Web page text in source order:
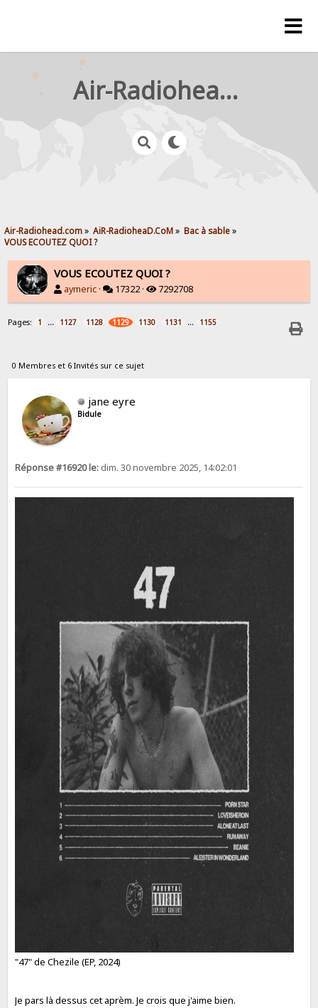
Air-Radiohead.com
Air-Radiohead.com» AiR-RadioheaD.CoM» Bac à sable»
VOUS ECOUTEZ QUOI ?
VOUS ECOUTEZ QUOI ?
aymeric · 17322 · 7292708
Pages: 1 ... 1127 1128 1129 1130 1131 ... 1155
0 Membres et 6 Invités sur ce sujet
jane eyre
Bidule
Réponse #16920 le: dim. 30 novembre 2025, 14:02:01
"47" de Chezile (EP, 2024)
Je pars là dessus cet aprèm. Je crois que j'aime bien.